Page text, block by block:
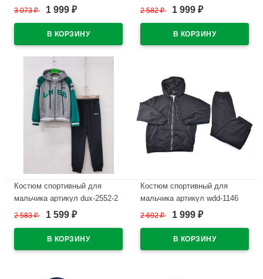
арт.dux-1082-1 размер 32/128-
3 073₽ 1 999 ₽
размер 32/128-46/170 цвет
2 582₽ 1 999 ₽
Костюм спортивный для
мальчика артикул dux-2552-2
размер 32/128-46/170 цвет
2 583₽ 1 599 ₽
Костюм спортивный для
мальчика артикул wdd-1146
размер 32/128-46/170 цвет
2 692₽ 1 999 ₽